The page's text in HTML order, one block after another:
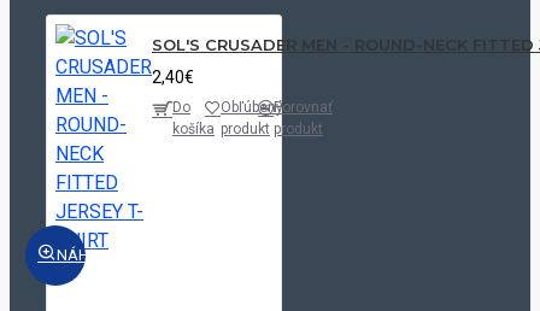
NÁHĽAD
SOL'S CRUSADER MEN - ROUND-NECK FITTED
2,40€
Do
košíka
Obľúbený
produkt
Porovnať
produkt